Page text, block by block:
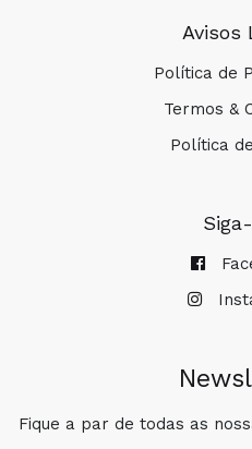
Avisos
Política de
Termos &
Política
Fique a par de todas as